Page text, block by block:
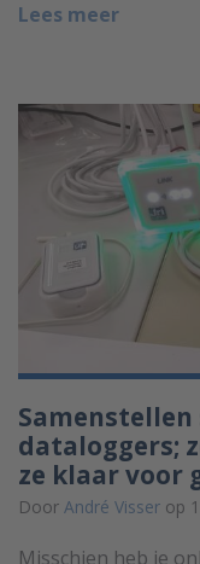
Lees meer
Samenstellen
dataloggers;
ze klaar voor
Door André Visser op
Misschien heb je